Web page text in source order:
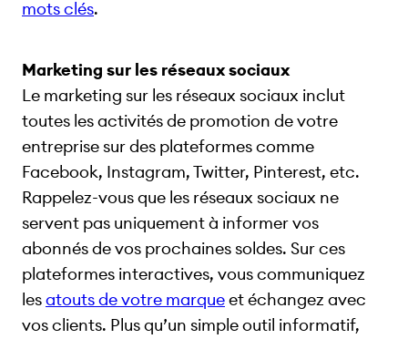
mots clés.
Marketing sur les réseaux sociaux
Le marketing sur les réseaux sociaux inclut
toutes les activités de promotion de votre
entreprise sur des plateformes comme
Facebook, Instagram, Twitter, Pinterest, etc.
Rappelez-vous que les réseaux sociaux ne
servent pas uniquement à informer vos
abonnés de vos prochaines soldes. Sur ces
plateformes interactives, vous communiquez
lesatouts de votre marqueet échangez avec
vos clients. Plus qu’un simple outil informatif,